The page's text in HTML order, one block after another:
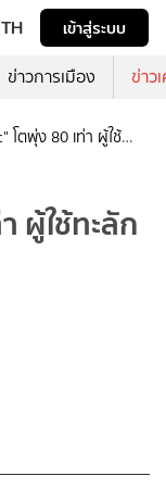
TH
เข้าสู่ระบบ
ข่าวการเมือง ข่าว
โตพุ่ง 80 เท่า ผู้ใช้
ผู้ใช้ทะลัก